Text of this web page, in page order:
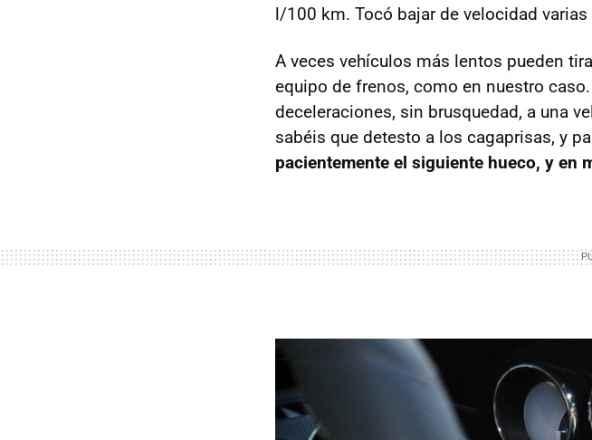
l/100 km. Tocó bajar de velocidad
A veces vehículos más lentos pueden
equipo de frenos, como en nuestro
deceleraciones, sin brusquedad, a una
sabéis que detesto a los cagaprisas, y
pacientemente el siguiente hueco, y en